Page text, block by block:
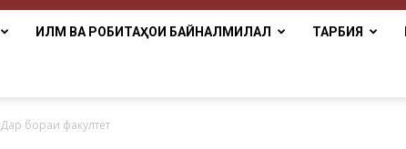
ИЛМ ВА РОБИТАҲОИ БАЙНАЛМИЛАЛӢ ТАРБИЯ
Дар бораи факултет